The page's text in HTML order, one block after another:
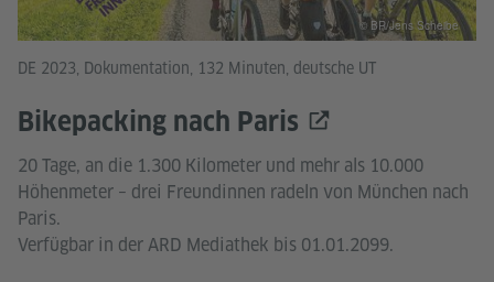
DE 2023, Dokumentation, 132 Minuten, deutsche UT
Bikepacking nach Paris
20 Tage, an die 1.300 Kilometer und mehr als 10.000
Höhenmeter – drei Freundinnen radeln von München nach
Paris.
Verfügbar in der ARD Mediathek bis 01.01.2099.
© BR/Jens Scheibe